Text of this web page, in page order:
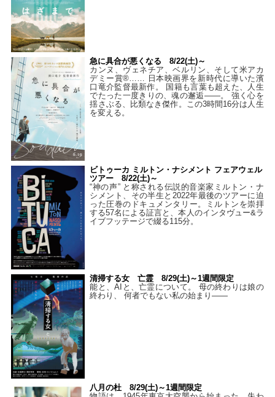
急に具合が悪くなる 8/22(土)～
カンヌ、ヴェネチア、ベルリン、そして米アカ
デミー賞®…… 日本映画界を新時代に導いた濱
口竜介監督最新作。 国籍も言葉も超えた、人生
でたった一度きりの、魂の邂逅――。 強く心を
揺さぶる、比類なき傑作。この3時間16分は人生
を変える。
ビトゥーカ ミルトン・ナシメント フェアウェル
ツアー 8/22(土)～
“神の声” と称される伝説的音楽家ミルトン・ナ
シメント、その半生と2022年最後のツアーに迫
った圧巻のドキュメンタリー。ミルトンを崇拝
する57名による証言と、本人のインタヴュー&ラ
イブフッテージで綴る115分。
清掃する女 亡霊 8/29(土)～1週間限定
能と、AIと、亡霊について。 母の終わりは娘の
終わり、 何者でもない私の始まり――
八月の杜 8/29(土)～1週間限定